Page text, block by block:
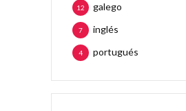
galego
12
inglés
7
portugués
4